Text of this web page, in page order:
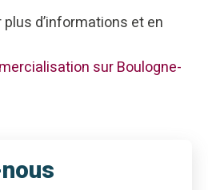
d’informations et en
sur Boulogne-